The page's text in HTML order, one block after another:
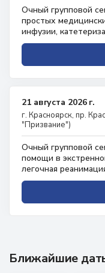
Очный групповой
простых
инфузии,
21 августа 2026 г.
г. Красноярск, пр.
"Призвание")
Очный групповой
помощи в
легочная
Ближайшие